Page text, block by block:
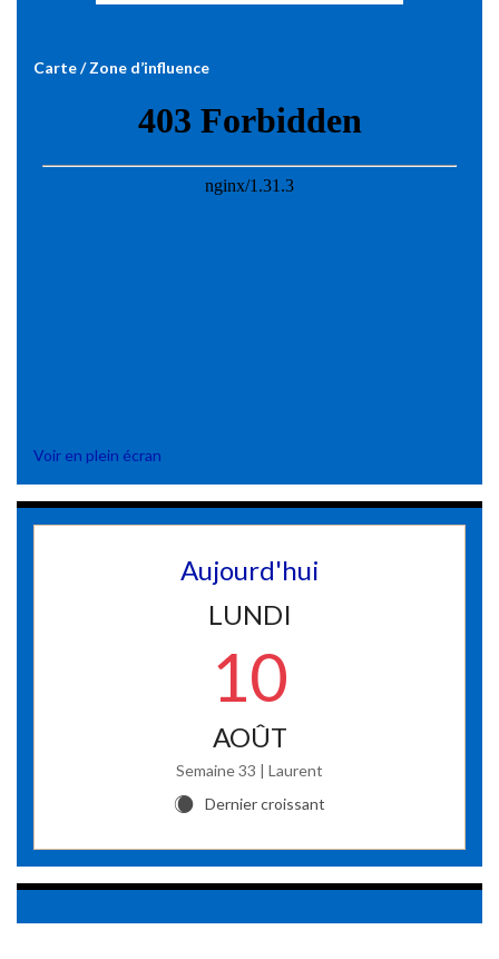
Carte / Zone d’influence
Voir en plein écran
Aujourd'hui
LUNDI
10
AOÛT
Semaine 33 | Laurent
X Dernier croissant